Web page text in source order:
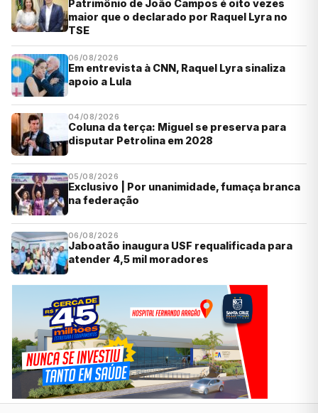
Patrimônio de João Campos é oito vezes
maior que o declarado por Raquel Lyra no
TSE
06/08/2026
Em entrevista à CNN, Raquel Lyra sinaliza
apoio a Lula
04/08/2026
Coluna da terça: Miguel se preserva para
disputar Petrolina em 2028
05/08/2026
Exclusivo | Por unanimidade, fumaça branca
na federação
06/08/2026
Jaboatão inaugura USF requalificada para
atender 4,5 mil moradores